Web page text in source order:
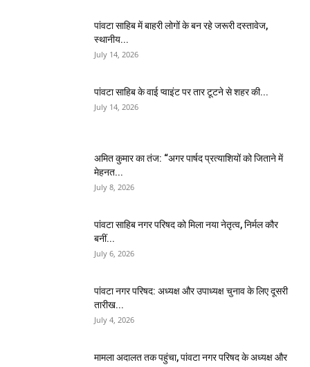
पांवटा साहिब में बाहरी लोगों के बन रहे जरूरी दस्तावेज,
स्थानीय...
July 14, 2026
पांवटा साहिब के वाई प्वाइंट पर तार टूटने से शहर की...
July 14, 2026
अमित कुमार का तंज: “अगर पार्षद प्रत्याशियों को जिताने में
मेहनत...
July 8, 2026
पांवटा साहिब नगर परिषद को मिला नया नेतृत्व, निर्मल कौर
बनीं...
July 6, 2026
पांवटा नगर परिषद: अध्यक्ष और उपाध्यक्ष चुनाव के लिए दूसरी
तारीख...
July 4, 2026
मामला अदालत तक पहुंचा, पांवटा नगर परिषद के अध्यक्ष और